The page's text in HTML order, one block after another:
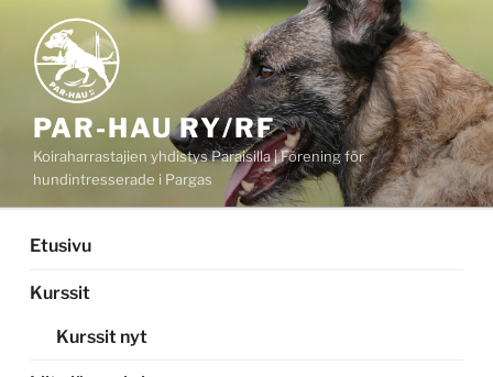
sisältöön
PAR-HAU RY/RF
Koiraharrastajien yhdistys Paraisilla | Förening för
hundintresserade i Pargas
Etusivu
Kurssit
Kurssit nyt